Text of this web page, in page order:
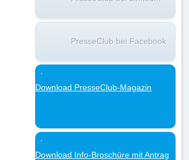
PresseClub bei Facebook
Download PresseClub-Magazin
Download Info-Broschüre mit Antrag